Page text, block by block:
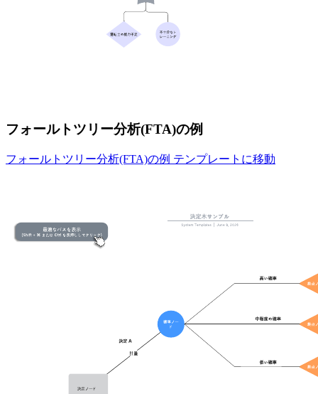
フォールトツリー分析(FTA)の例
フォールトツリー分析(FTA)の例 テンプレートに移動